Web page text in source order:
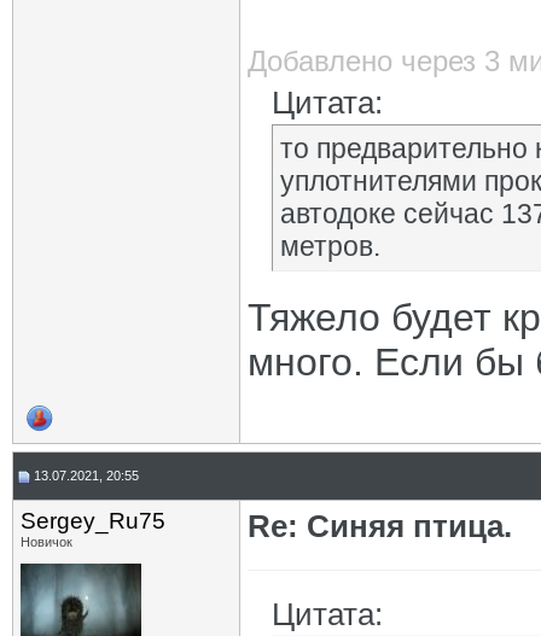
Добавлено через 3
Цитата:
то предварительно
уплотнителями
автодоке сейчас
метров.
Тяжело будет
много. Если
13.07.2021, 20:55
Sergey_Ru75
Новичок Re: Синяя птица.
Цитата: